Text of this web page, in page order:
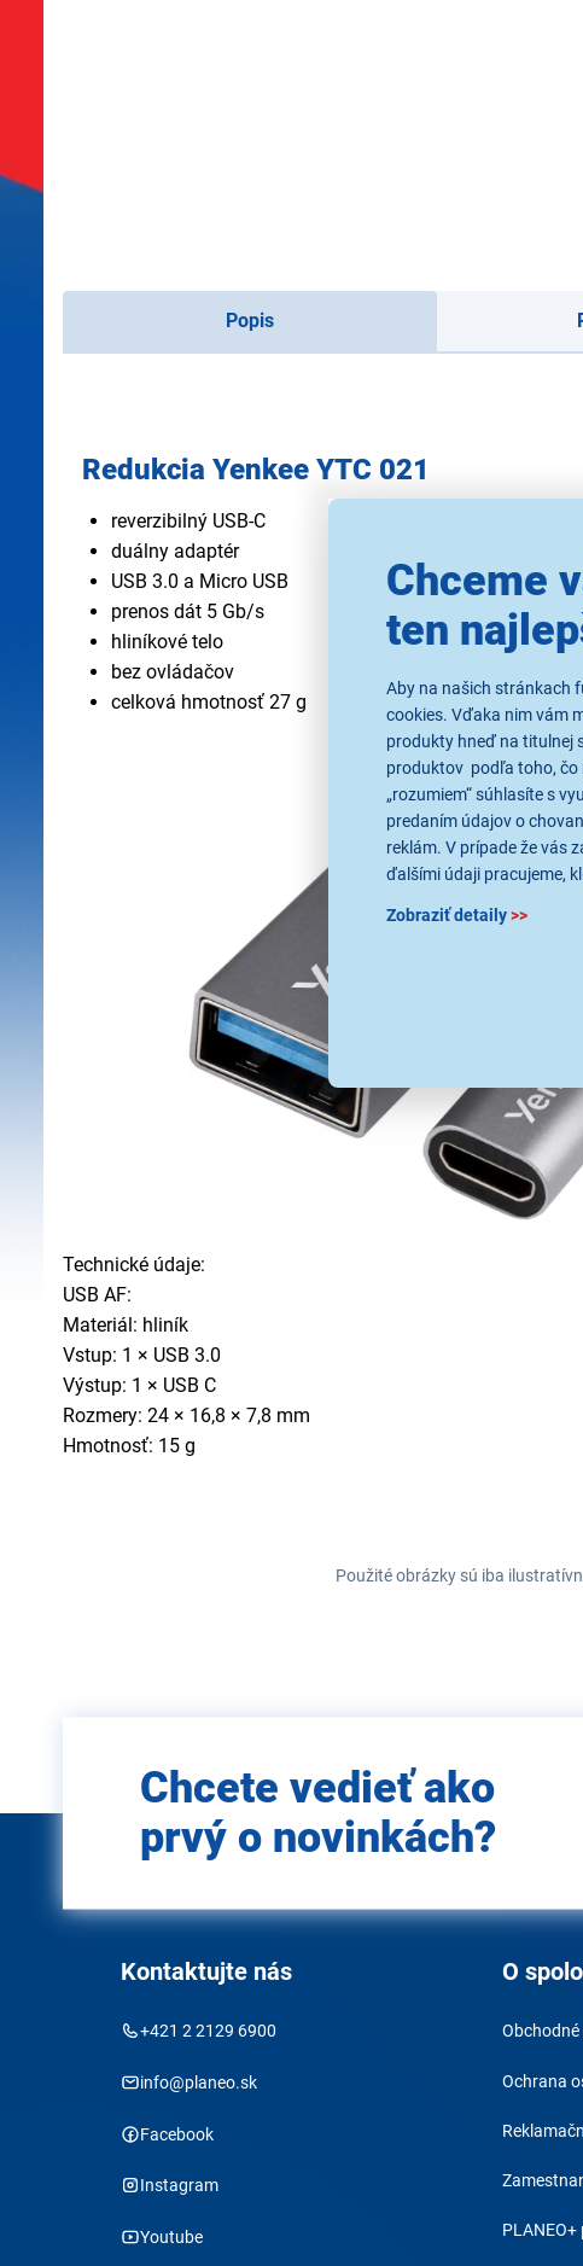
Chceme
ten
Aby na našich stránkach
cookies. Vďaka nim vám
produkty hneď na titulnej
produktov podľa toho, čo
„rozumiem“ súhlasíte s
predaním údajov o
reklám. V prípade že vás
ďalšími údaji pracujeme,
Zobraziť detaily>>
Popis
Redukcia Yenkee YTC 021
reverzibilný USB-C
duálny adaptér
USB 3.0 a Micro USB
prenos dát 5 Gb/s
hliníkové telo
bez ovládačov
celková hmotnosť 27 g
Technické údaje:
USB AF:
Materiál: hliník
Vstup: 1 × USB 3.0
Výstup: 1 × USB C
Rozmery: 24 × 16,8 × 7,8 mm
Hmotnosť: 15 g
Použité obrázky sú iba
e-mail
Chcete vedieť ako
prvý o novinkách?
Kontaktujte nás
+421 2 2129 6900
info@planeo.sk
Facebook
Instagram
Youtube
O
Ochrana